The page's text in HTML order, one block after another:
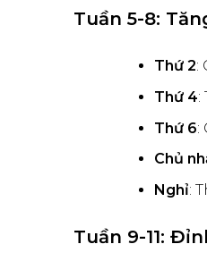
Tuần 5-8:
Thứ 2:
Thứ 4:
Thứ 6:
Chủ
Nghỉ:
Tuần 9-11: